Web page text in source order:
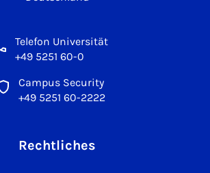
Telefon Universität
+49 5251 60-0
Campus Security
+49 5251 60-2222
Rechtliches